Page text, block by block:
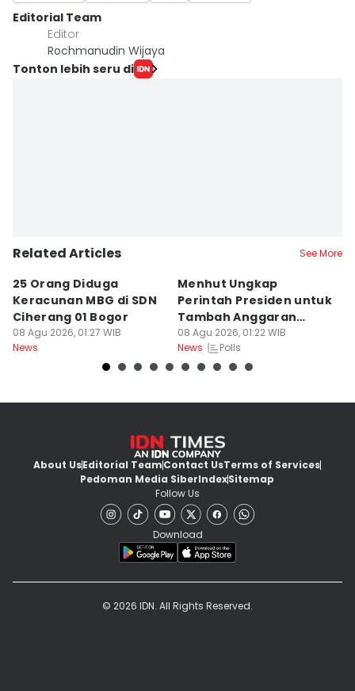
Editorial Team
Editor
Rochmanudin Wijaya
Tonton lebih seru di
Related Articles See More
25 Orang Diduga
Keracunan MBG di SDN
Ciherang 01 Bogor
08 Agu 2026, 01:27 WIB
News
Menhut Ungkap
Perintah Presiden untuk
Tambah Anggaran
Pencegahan Karhutla
08 Agu 2026, 01:22 WIB
News
Polls
About UsEditorial TeamContact UsTerms of Services
Pedoman Media SiberIndexSitemap
Follow Us
Download
© 2026 IDN. All Rights Reserved.